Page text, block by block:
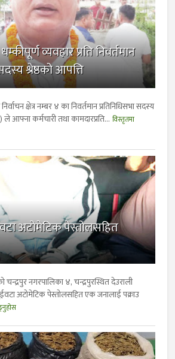
व्यवहार प्रति निवर्तमान
श्रेष्ठको आपत्ति
क्षेत्र नम्बर ४ का निवर्तमान प्रतिनिधिसभा सदस्य
आफ्ना कर्मचारी तथा कामदारप्रति... विस्तृतमा
अटोमेटिक पेस्तोलसहित
नगरपालिका ४‚ चन्द्रपुरस्थित देउराली
अटोमेटिक पेस्तोलसहित एक जनालाई पक्राउ